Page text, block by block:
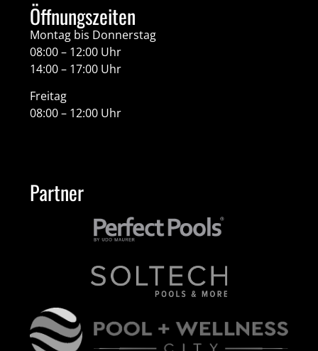
Öffnungszeiten
Montag bis Donnerstag
08:00 – 12:00 Uhr
14:00 – 17:00 Uhr
Freitag
08:00 – 12:00 Uhr
Partner